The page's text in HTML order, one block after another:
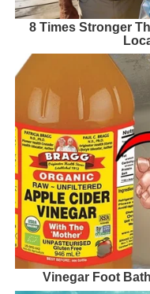
8 Times Stronger
Vinegar Foot